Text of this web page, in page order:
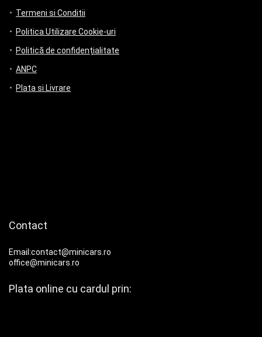
Termeni si Conditii
Politica Utilizare Cookie-uri
Politică de confidențialitate
ANPC
Plata si Livrare
Contact
Email:contact@minicars.ro
office@minicars.ro
Plata online cu cardul prin: